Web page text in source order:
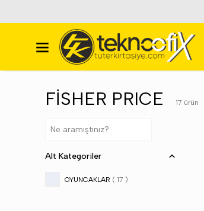
FİSHER PRICE 17 ürün
Alt Kategoriler
OYUNCAKLAR ( 17 )